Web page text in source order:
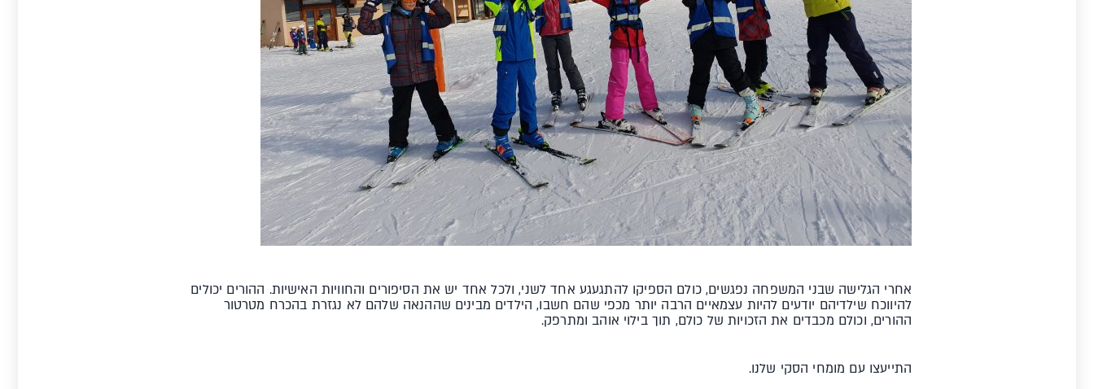
אחרי הגלישה שבני המשפחה נפגשים, כולם הספיקו להתגעגע אחד לשני, ולכל אחד יש את הסיפורים והחוויות האישיות. ההורים יכולים
להיווכח שילדיהם יודעים להיות עצמאיים הרבה יותר מכפי שהם חשבו, הילדים מבינים שההנאה שלהם לא נגזרת בהכרח מטרטור
ההורים, וכולם מכבדים את הזכויות של כולם, תוך בילוי אוהב ומתרפק.
התייעצו עם מומחי הסקי שלנו.